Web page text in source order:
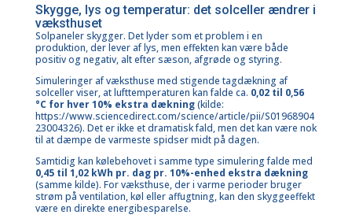
Skygge, lys og temperatur: det solceller ændrer i
væksthuset
Solpaneler skygger. Det lyder som et problem i en
produktion, der lever af lys, men effekten kan være både
positiv og negativ, alt efter sæson, afgrøde og styring.
Simuleringer af væksthuse med stigende tagdækning af
solceller viser, at lufttemperaturen kan falde ca. 0,02 til 0,56
°C for hver 10% ekstra dækning(kilde:
https://www.sciencedirect.com/science/article/pii/S01968904
23004326). Det er ikke et dramatisk fald, men det kan være nok
til at dæmpe de varmeste spidser midt på dagen.
Samtidig kan kølebehovet i samme type simulering falde med
0,45 til 1,02 kWh pr. dag pr. 10%-enhed ekstra dækning
(samme kilde). For væksthuse, der i varme perioder bruger
strøm på ventilation, køl eller affugtning, kan den skyggeeffekt
være en direkte energibesparelse.